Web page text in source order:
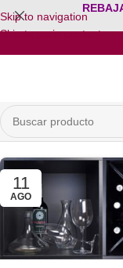
Skip to navigation
Skip to main content
11
AGO